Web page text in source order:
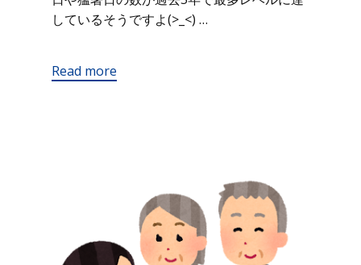
しているそうですよ(>_<) …
Read more